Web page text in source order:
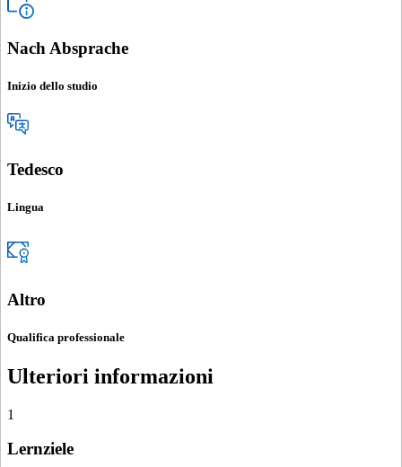
Nach Absprache
Inizio dello studio
Tedesco
Lingua
Altro
Qualifica professionale
Ulteriori informazioni
1
Lernziele